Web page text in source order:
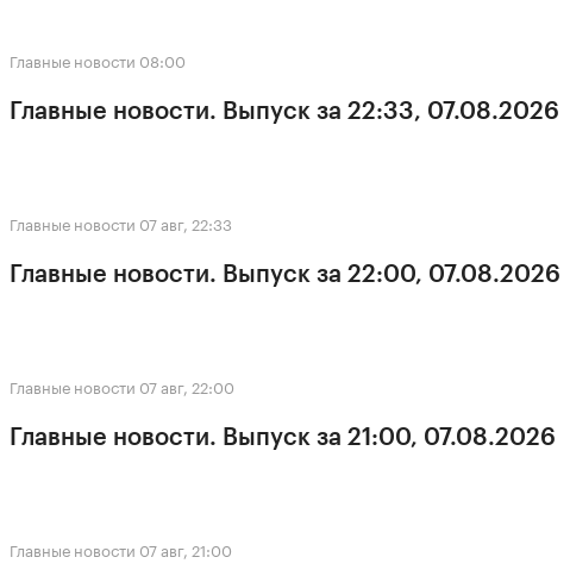
Главные новости 08:00
Главные новости. Выпуск за 22:33, 07.08.2026
Главные новости 07 авг, 22:33
Главные новости. Выпуск за 22:00, 07.08.2026
Главные новости 07 авг, 22:00
Главные новости. Выпуск за 21:00, 07.08.2026
Главные новости 07 авг, 21:00